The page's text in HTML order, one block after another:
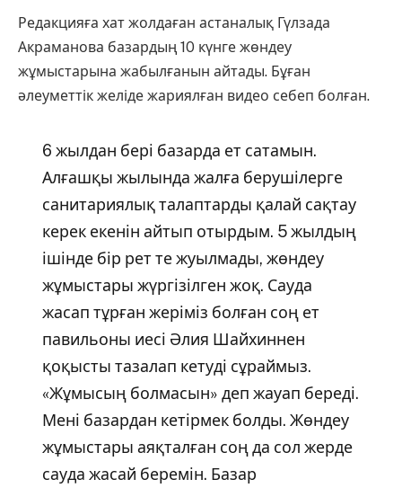
Редакцияға хат жолдаған астаналық Гүлзада
Акраманова базардың 10 күнге жөндеу
жұмыстарына жабылғанын айтады. Бұған
әлеуметтік желіде жариялған видео себеп болған.
6 жылдан бері базарда ет сатамын.
Алғашқы жылында жалға берушілерге
санитариялық талаптарды қалай сақтау
керек екенін айтып отырдым. 5 жылдың
ішінде бір рет те жуылмады, жөндеу
жұмыстары жүргізілген жоқ. Сауда
жасап тұрған жеріміз болған соң ет
павильоны иесі Әлия Шайхиннен
қоқысты тазалап кетуді сұраймыз.
«Жұмысың болмасын» деп жауап береді.
Мені базардан кетірмек болды. Жөндеу
жұмыстары аяқталған соң да сол жерде
сауда жасай беремін. Базар